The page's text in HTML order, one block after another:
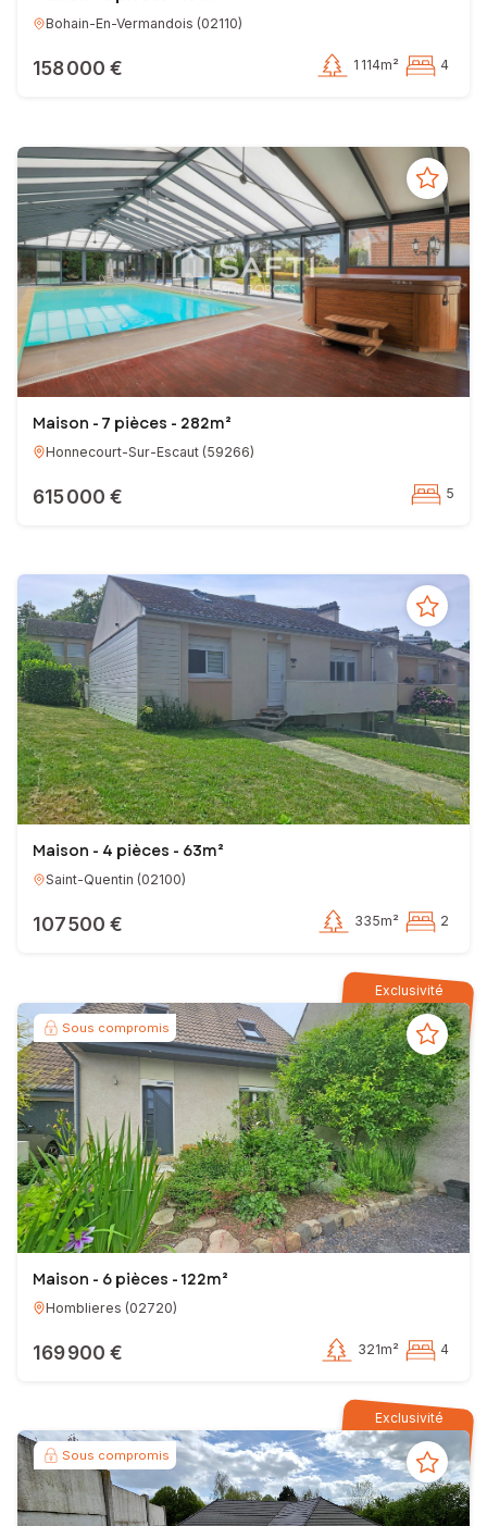
Bohain-En-Vermandois (02110)
158 000 € 1 114m² 4
Maison - 7 pièces - 282m²
Honnecourt-Sur-Escaut (59266)
615 000 € 5
Maison - 4 pièces - 63m²
Saint-Quentin (02100)
107 500 € 335m² 2
Exclusivité
Sous compromis
Maison - 6 pièces - 122m²
Homblieres (02720)
169 900 € 321m² 4
Exclusivité
Sous compromis